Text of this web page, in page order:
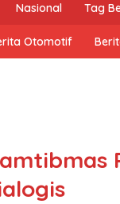
Nasional Tag
Otomotif